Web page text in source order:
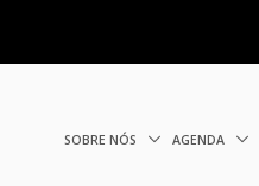
SOBRE NÓS AGENDA